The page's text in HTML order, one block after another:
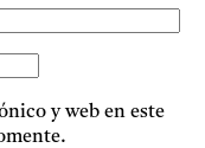
y web en este